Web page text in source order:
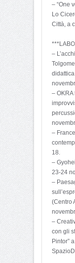
– “One
Lo
Città, a
–
–
–
18.
–
23-24
–
(Centro
–
con gli
Pintor”